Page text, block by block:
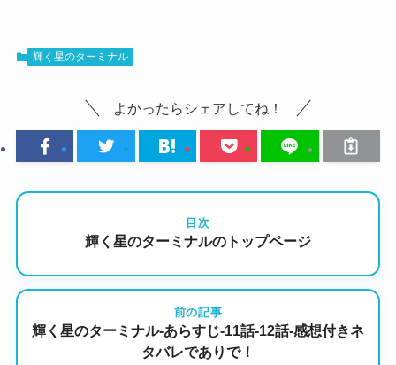
輝く星のターミナル
よかったらシェアしてね！
目次
輝く星のターミナルのトップページ
前の記事
輝く星のターミナル-あらすじ-11話-12話-感想付きネ
タバレでありで！